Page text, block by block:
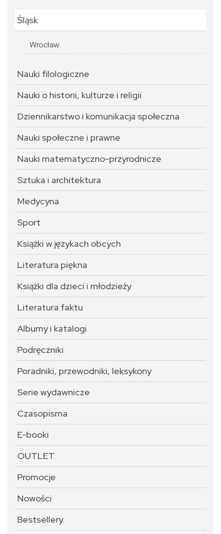
Śląsk
Wrocław
Nauki filologiczne
Nauki o historii, kulturze i religii
Dziennikarstwo i komunikacja społeczna
Nauki społeczne i prawne
Nauki matematyczno-przyrodnicze
Sztuka i architektura
Medycyna
Sport
Książki w językach obcych
Literatura piękna
Książki dla dzieci i młodzieży
Literatura faktu
Albumy i katalogi
Podręczniki
Poradniki, przewodniki, leksykony
Serie wydawnicze
Czasopisma
E-booki
OUTLET
Promocje
Nowości
Bestsellery